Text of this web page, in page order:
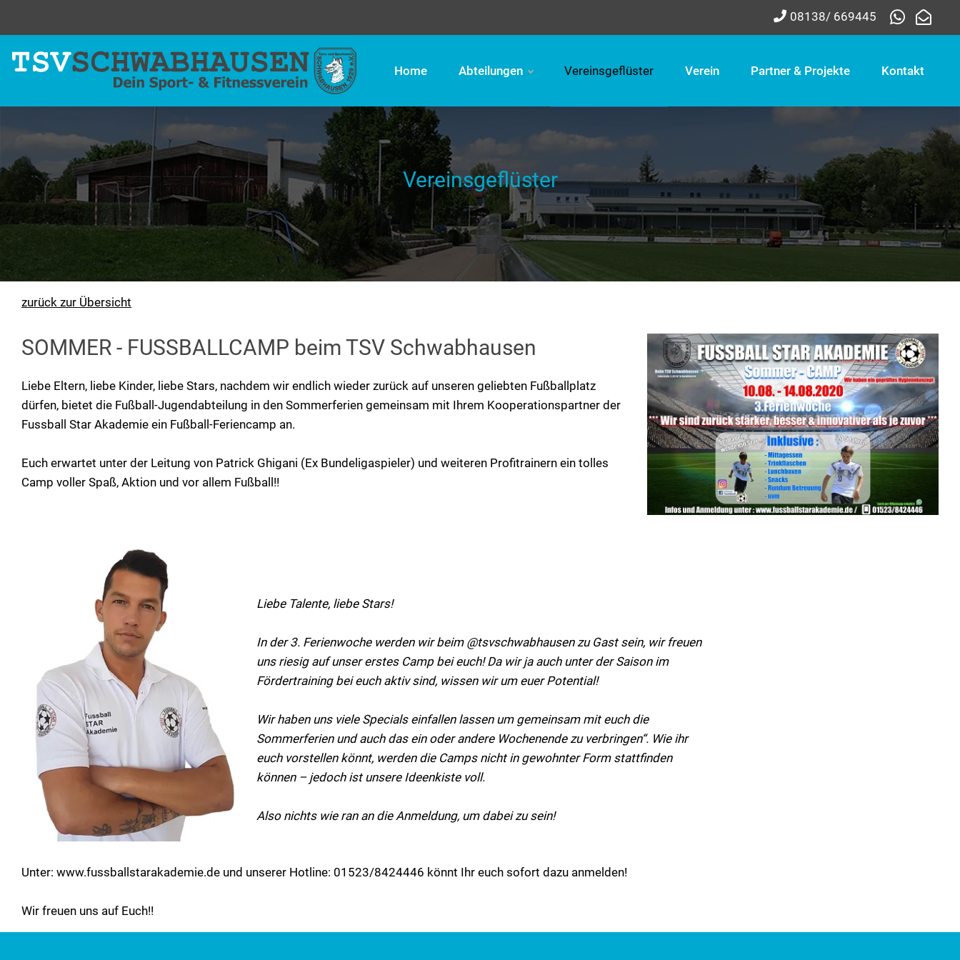
08138/ 669445
Home Abteilungen Vereinsgeflüster Verein Partner & Projekte Kontakt
Vereinsgeflüster
zurück zur Übersicht
SOMMER - FUSSBALLCAMP beim TSV Schwabhausen
Liebe Eltern, liebe Kinder, liebe Stars, nachdem wir endlich wieder zurück auf unseren geliebten Fußballplatz
dürfen, bietet die Fußball-Jugendabteilung in den Sommerferien gemeinsam mit Ihrem Kooperationspartner der
Fussball Star Akademie ein Fußball-Feriencamp an.
Euch erwartet unter der Leitung von Patrick Ghigani (Ex Bundeligaspieler) und weiteren Profitrainern ein tolles
Camp voller Spaß, Aktion und vor allem Fußball!!
Liebe Talente, liebe Stars!
In der 3. Ferienwoche werden wir beim @tsvschwabhausen zu Gast sein, wir freuen
uns riesig auf unser erstes Camp bei euch! Da wir ja auch unter der Saison im
Fördertraining bei euch aktiv sind, wissen wir um euer Potential!
Wir haben uns viele Specials einfallen lassen um gemeinsam mit euch die
Sommerferien und auch das ein oder andere Wochenende zu verbringen“. Wie ihr
euch vorstellen könnt, werden die Camps nicht in gewohnter Form stattfinden
können – jedoch ist unsere Ideenkiste voll.
Also nichts wie ran an die Anmeldung, um dabei zu sein!
Unter: www.fussballstarakademie.de und unserer Hotline: 01523/8424446 könnt Ihr euch sofort dazu anmelden!
Wir freuen uns auf Euch!!